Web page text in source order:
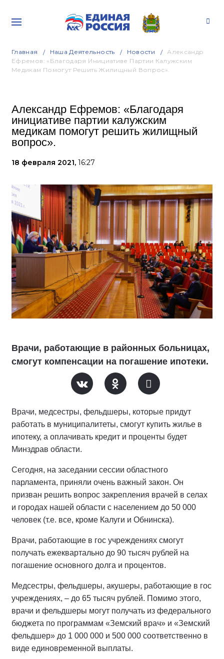
Главная Наша Деятельность Новости
Александр
Ефремов: «Благодаря Инициативе Партии Калужским
Медикам Помогут Решить Жилищный Вопрос».
Александр Ефремов: «Благодаря
инициативе партии калужским
медикам помогут решить жилищный
вопрос».
18 февраля 2021, 16:27
Врачи, работающие в районных больницах,
смогут компенсации на погашение ипотеки.
Врачи, медсестры, фельдшеры, которые придут
работать в муниципалитеты, смогут купить жилье в
ипотеку, а оплачивать кредит и проценты будет
Минздрав области.
Сегодня, на заседании сессии областного
парламента, приняли очень важный закон. Он
призван решить вопрос закрепления врачей в селах
и городах нашей области с населением до 50 000
человек (т.е. все, кроме Калуги и Обнинска).
Врачи, работающие в гос учреждениях смогут
получать ежеквартально до 90 тысяч рублей на
погашение основного долга и процентов.
Медсестры, фельдшеры, акушеры, работающие в гос
учреждениях, – до 65 тысяч рублей. Помимо этого,
врачи и фельдшеры могут получать из федерального
бюджета по программам «Земский врач» и «Земский
фельдшер» до 1 000 000 и 500 000 соответственно в
виде единовременной выплаты.